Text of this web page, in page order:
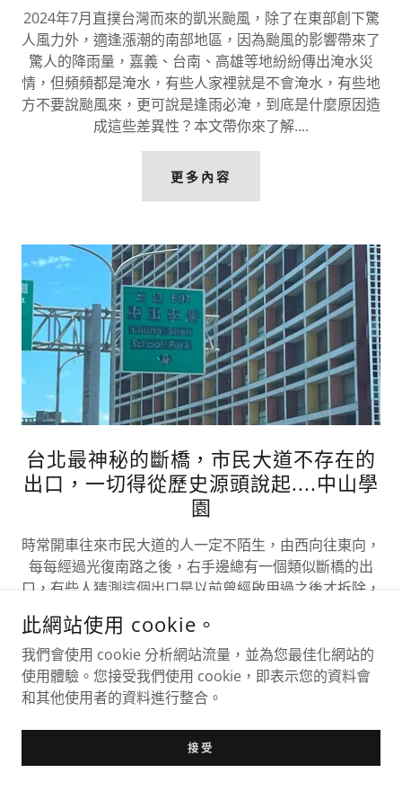
2024年7月直撲台灣而來的凱米颱風，除了在東部創下驚
人風力外，適逢漲潮的南部地區，因為颱風的影響帶來了
驚人的降雨量，嘉義、台南、高雄等地紛紛傳出淹水災
情，但頻頻都是淹水，有些人家裡就是不會淹水，有些地
方不要說颱風來，更可說是逢雨必淹，到底是什麼原因造
成這些差異性？本文帶你來了解....
更多內容
台北最神秘的斷橋，市民大道不存在的
出口，一切得從歷史源頭說起....中山學
園
時常開車往來市民大道的人一定不陌生，由西向往東向，
每每經過光復南路之後，右手邊總有一個類似斷橋的出
口，有些人猜測這個出口是以前曾經啟用過之後才拆除，
這個出口又是為什麼而荒廢？一切都在歷史的洪流中....
更多內容
此網站使用 cookie。
我們會使用 cookie 分析網站流量，並為您最佳化網站的
使用體驗。您接受我們使用 cookie，即表示您的資料會
和其他使用者的資料進行整合。
接受